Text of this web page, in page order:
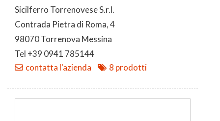
Sicilferro Torrenovese S.r.l.
Contrada Pietra di Roma, 4
98070 Torrenova Messina
Tel +39 0941 785144
contatta l'azienda
8 prodotti